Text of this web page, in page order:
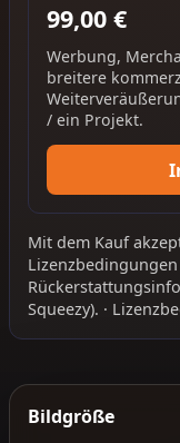
99,00 €
Werbung,
breitere
/ ein Projekt.
Mit dem Kauf
Lizenzbedingungen
Squeezy). ·
Bildgröße